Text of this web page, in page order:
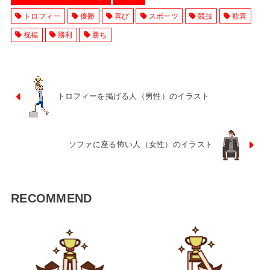
トロフィー 優勝 喜び スポーツ 競技 歓喜
祝福 勝利 勝ち
トロフィーを掲げる人（男性）のイラスト
ソファに座る怖い人（女性）のイラスト
RECOMMEND